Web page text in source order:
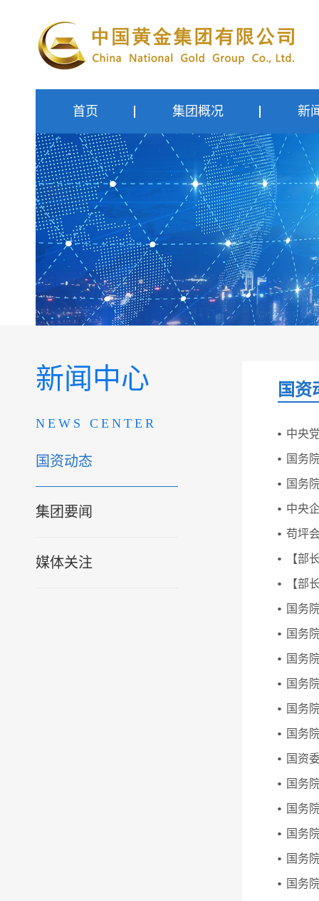
首页 集团概况 新
新闻中心
NEWS CENTER
国资动态
集团要闻
媒体关注
国资
中央
国务
国务
中央
苟坪
【部
【部
国务
国务
国务
国务
国务
国务
国资
国务
国务
国务
国务
国务